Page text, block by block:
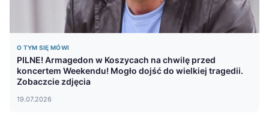
O TYM SIĘ MÓWI
PILNE! Armagedon w Koszycach na chwilę przed
koncertem Weekendu! Mogło dojść do wielkiej tragedii.
Zobaczcie zdjęcia
19.07.2026